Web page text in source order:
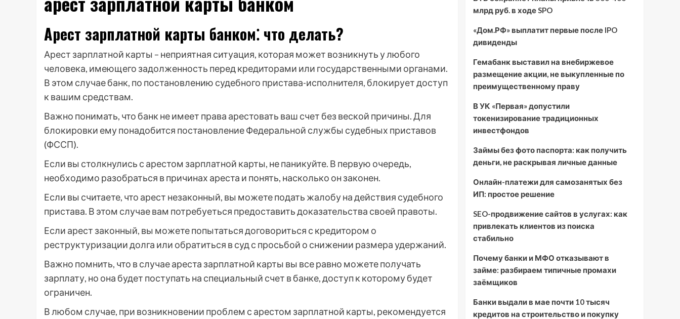
Арест зарплатной карты банком⁚ что делать?
Арест зарплатной карты – неприятная ситуация, которая может возникнуть у любого
человека, имеющего задолженность перед кредиторами или государственными органами.
В этом случае банк, по постановлению судебного пристава-исполнителя, блокирует доступ
к вашим средствам.
Важно понимать, что банк не имеет права арестовать ваш счет без веской причины. Для
блокировки ему понадобится постановление Федеральной службы судебных приставов
(ФССП).
Если вы столкнулись с арестом зарплатной карты, не паникуйте. В первую очередь,
необходимо разобраться в причинах ареста и понять, насколько он законен.
Если вы считаете, что арест незаконный, вы можете подать жалобу на действия судебного
пристава. В этом случае вам потребуеться предоставить доказательства своей правоты.
Если арест законный, вы можете попытаться договориться с кредитором о
реструктуризации долга или обратиться в суд с просьбой о снижении размера удержаний.
Важно помнить, что в случае ареста зарплатной карты вы все равно можете получать
зарплату, но она будет поступать на специальный счет в банке, доступ к которому будет
ограничен.
В любом случае, при возникновении проблем с арестом зарплатной карты, рекомендуется
млрд руб. в ходе SPO
«Дом.РФ» выплатит первые после IPO
дивиденды
Гемабанк выставил на внебиржевое
размещение акции, не выкупленные по
преимущественному праву
В УК «Первая» допустили
токенизирование традиционных
инвестфондов
Займы без фото паспорта: как получить
деньги, не раскрывая личные данные
Онлайн-платежи для самозанятых без
ИП: простое решение
SEO-продвижение сайтов в услугах: как
привлекать клиентов из поиска
стабильно
Почему банки и МФО отказывают в
займе: разбираем типичные промахи
заёмщиков
Банки выдали в мае почти 10 тысяч
кредитов на строительство и покупку